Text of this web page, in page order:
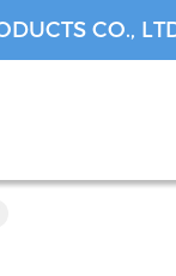
CO.,